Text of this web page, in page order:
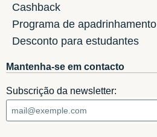
Cashback
Programa de apadrinhamento
Desconto para estudantes
Mantenha-se em contacto
Subscrição da newsletter: